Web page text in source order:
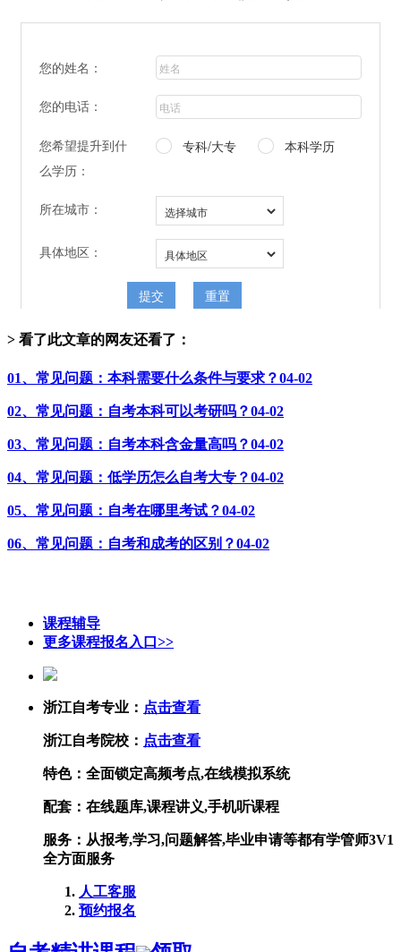
> 看了此文章的网友还看了：
01、常见问题：本科需要什么条件与要求？04-02
02、常见问题：自考本科可以考研吗？04-02
03、常见问题：自考本科含金量高吗？04-02
04、常见问题：低学历怎么自考大专？04-02
05、常见问题：自考在哪里考试？04-02
06、常见问题：自考和成考的区别？04-02
课程辅导
更多课程报名入口>>
浙江自考专业： 点击查看
浙江自考院校： 点击查看
特色： 全面锁定高频考点,在线模拟系统
配套： 在线题库,课程讲义,手机听课程
服务： 从报考,学习,问题解答,毕业申请等都有学管师3V1
全方面服务
人工客服
预约报名